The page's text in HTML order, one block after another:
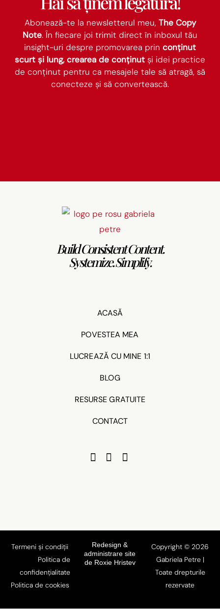
Abonează-te la newsletterul meu, The Copy
Note. În fiecare joi trimit direct în inboxul tău
insight-uri despre promovarea prin conținut
scurt și lung, crearea de conținut și idei practice
de conținut pentru ca mesajele tale să atragă, să
conecteze și să convertească.
Build Consistent Content.
Systemize. Simplify.
ACASĂ
POVESTEA MEA
LUCREAZĂ CU MINE 1:1
BLOG
RESURSE GRATUITE
CONTACT
Copyright © 2026
Gabriela Petre |
Toate drepturile
rezervate
Redesign &
administrare site
de Roxie Hristev
Termeni și condiții
Politica de
confidențialitate
Politica de cookies